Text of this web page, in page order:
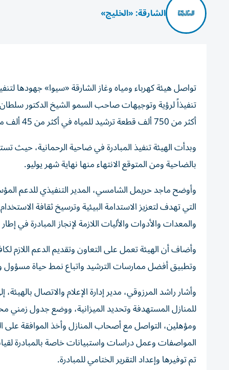
الشارقة: «الخليج»
تواصل هيئة كهرباء ومياه وغاز الشارقة «سيوا» جهودها
تنفيذاً لرؤية وتوجيهات صاحب السمو الشيخ الدكتور
أكثر من 750 ألف قطعة ترشيد للمياه في أكثر من 45 ألف منزل بمختلف مدن ومناطق إمارة الشارقة.
بالضاحية ومن المتوقع الانتهاء منها نهاية شهر يوليو.
وأوضح ماجد حريمل الشامسي، المدير التنفيذي للدعم
والمعدات والأدوات والأليات اللازمة لإنجاز المبادرة في
وأضاف أن الهيئة تعمل على التعاون وتقديم الدعم اللازم
وتطبيق أفضل ممارسات الترشيد واتباع نمط حياة مسؤول
للمنازل المستهدفة وتحديد الميزانية، ووضع جدول زمني
ومؤهلين، التواصل مع أصحاب المنازل وأخذ الموافقة على
المواصفات وعمل دراسات واستبيانات خاصة بالمبادرة
تم توفيرها وإعداد التقرير الختامي للمبادرة.